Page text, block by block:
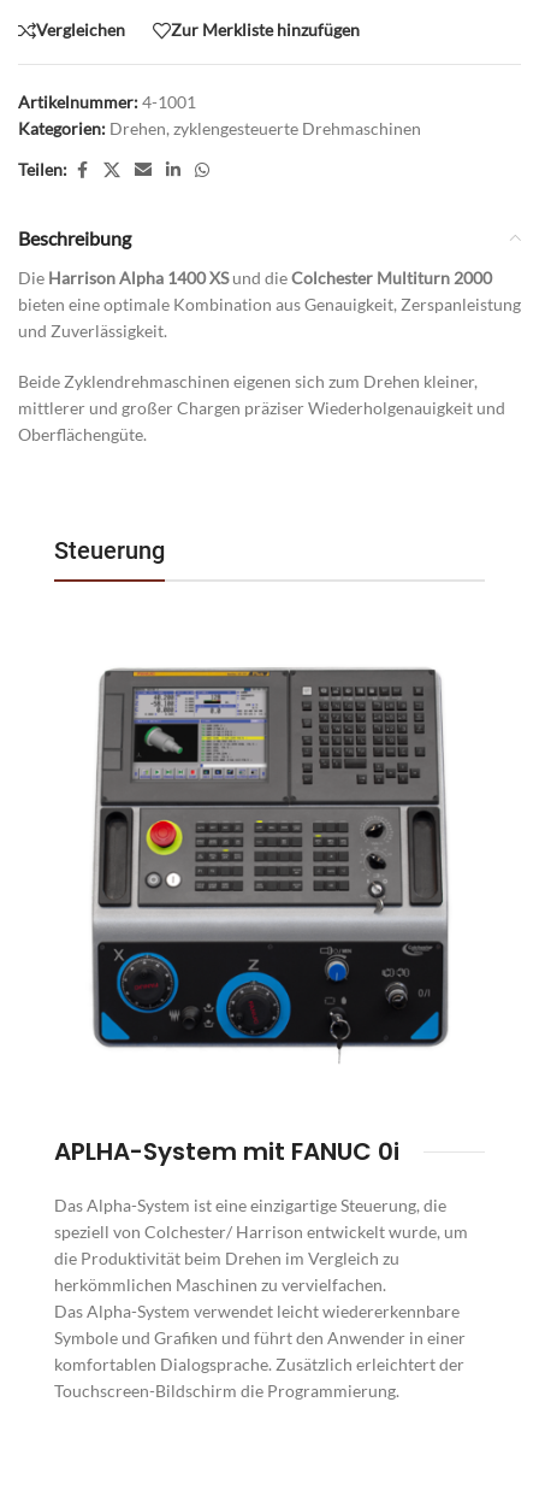
Vergleichen Zur Merkliste hinzufügen
Artikelnummer:4-1001
Kategorien: Drehen, zyklengesteuerte Drehmaschinen
Teilen:
Beschreibung
Die Harrison Alpha 1400 XSund dieColchester Multiturn 2000
bieten eine optimale Kombination aus Genauigkeit, Zerspanleistung
und Zuverlässigkeit.
Beide Zyklendrehmaschinen eigenen sich zum Drehen kleiner,
mittlerer und großer Chargen präziser Wiederholgenauigkeit und
Oberflächengüte.
Steuerung
APLHA-System mit FANUC 0i
Das Alpha-System ist eine einzigartige Steuerung, die
speziell von Colchester/ Harrison entwickelt wurde, um
die Produktivität beim Drehen im Vergleich zu
herkömmlichen Maschinen zu vervielfachen.
Das Alpha-System verwendet leicht wiedererkennbare
Symbole und Grafiken und führt den Anwender in einer
komfortablen Dialogsprache. Zusätzlich erleichtert der
Touchscreen-Bildschirm die Programmierung.